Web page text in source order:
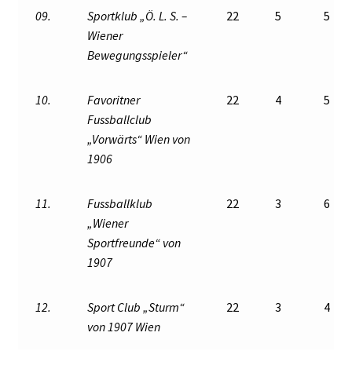
09.
Sportklub „Ö. L. S. –
Wiener
Bewegungsspieler“
22 5 5
10.
Favoritner
Fussballclub
„Vorwärts“ Wien von
1906
22 4 5
11.
Fussballklub
„Wiener
Sportfreunde“ von
1907
22 3 6
12.
Sport Club „Sturm“
von 1907 Wien
22 3 4